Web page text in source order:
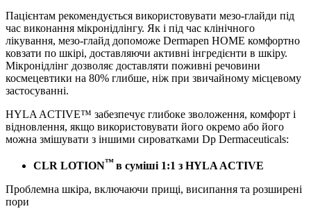
Пацієнтам рекомендується використовувати мезо-глайди під
час виконання мікронідлінгу. Як і під час клінічного
лікування, мезо-глайд допоможе Dermapen HOME комфортно
ковзати по шкірі, доставляючи активні інгредієнти в шкіру.
Мікронідлінг дозволяє доставляти поживні речовини
космецевтики на 80% глибше, ніж при звичайному місцевому
застосуванні.
HYLA ACTIVE™ забезпечує глибоке зволоження, комфорт і
відновлення, якщо використовувати його окремо або його
можна змішувати з іншими сироватками Dp Dermaceuticals:
CLR LOTION™ в суміші 1:1 з HYLA ACTIVE
Проблемна шкіра, включаючи прищі, висипання та розширені
пори